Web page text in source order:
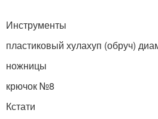
Инструменты
пластиковый хулахуп (обруч)
ножницы
крючок №8
Кстати